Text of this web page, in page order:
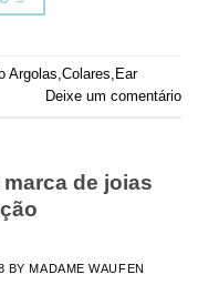
Argolas Colares Ear
Deixe um comentário
de joias
BY MADAME WAUFEN